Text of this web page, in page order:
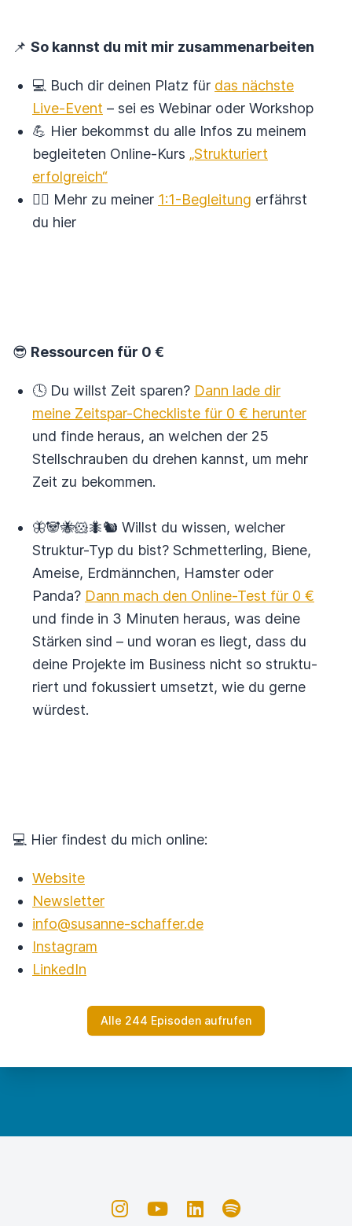
📌 So kannst du mit mir zusammenarbeiten
💻 Buch dir deinen Platz für das nächste
Live-Event – sei es Webinar oder Workshop
💪 Hier bekommst du alle Infos zu meinem
begleiteten Online-Kurs „Strukturiert
erfolgreich“
🙋‍♀️ Mehr zu meiner 1:1-Begleitung erfährst
du hier
😎 Ressourcen für 0 €
🕓 Du willst Zeit sparen? Dann lade dir
meine Zeitspar-Checkliste für 0 € herunter
und finde heraus, an welchen der 25
Stellschrauben du drehen kannst, um mehr
Zeit zu bekommen.
🦋🐼🐝🐹🐜🐿 Willst du wissen, welcher
Struktur-Typ du bist? Schmetter­ling, Biene,
Ameise, Erd­männchen, Hamster oder
Panda? Dann mach den Online-Test für 0 €
und finde in 3 Minuten heraus, was deine
Stärken sind – und woran es liegt, dass du
deine Projekte im Business nicht so struktu­
riert und fokus­siert umsetzt, wie du gerne
würdest.
💻 Hier findest du mich online:
Website
Newsletter
info@susanne-schaffer.de
Instagram
LinkedIn
Alle 244 Episoden aufrufen
InstagramYouTubeLinkedInSpotify